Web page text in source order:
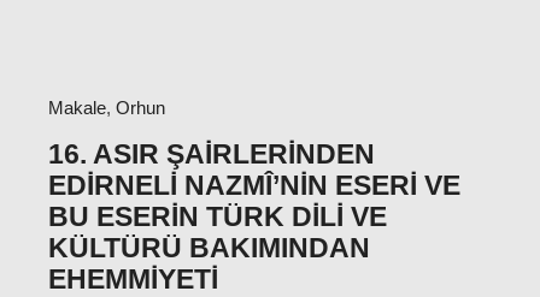
Makale, Orhun
16. ASIR ŞAIRLERINDEN
EDIRNELI NAZMÎ’NIN ESERI VE
BU ESERIN TÜRK DILI VE
KÜLTÜRÜ BAKIMINDAN
EHEMMIYETI